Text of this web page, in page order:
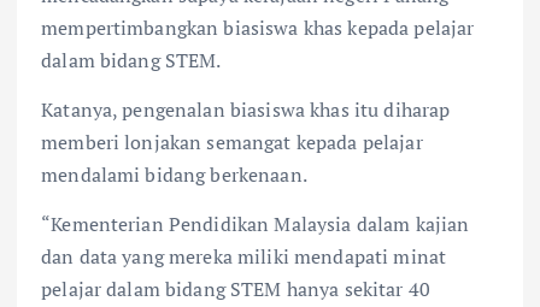
mempertimbangkan biasiswa khas kepada pelajar
dalam bidang STEM.
Katanya, pengenalan biasiswa khas itu diharap
memberi lonjakan semangat kepada pelajar
mendalami bidang berkenaan.
“Kementerian Pendidikan Malaysia dalam kajian
dan data yang mereka miliki mendapati minat
pelajar dalam bidang STEM hanya sekitar 40